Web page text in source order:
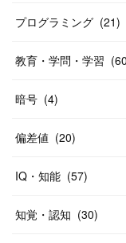
プログラミング (21)
教育・学問・学習 (60
暗号 (4)
偏差値 (20)
IQ・知能 (57)
知覚・認知 (30)